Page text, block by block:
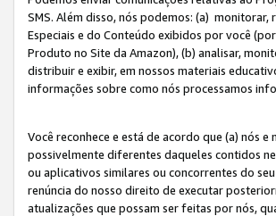
SMS. Além disso, nós podemos: (a)
Especiais e do Conteúdo exibidos por você
Produto no Site da Amazon), (b) analisar,
distribuir e exibir, em nossos materiais
informações sobre como nós processamos
Você reconhece e está de acordo que (a) nós
possivelmente diferentes daqueles contidos
ou aplicativos similares ou concorrentes do
renúncia do nosso direito de executar
atualizações que possam ser feitas por nós,